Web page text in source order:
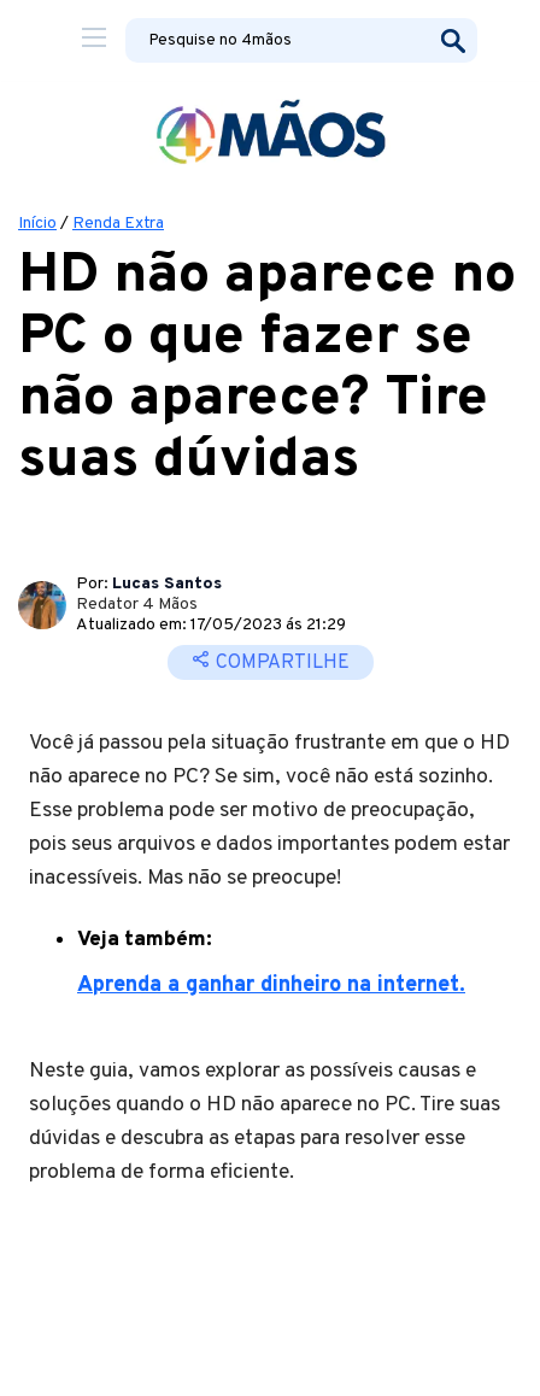
Início / Renda Extra
HD não aparece no
PC o que fazer se
não aparece? Tire
suas dúvidas
Por: Lucas Santos
Redator 4 Mãos
Atualizado em: 17/05/2023 ás 21:29
COMPARTILHE
Você já passou pela situação frustrante em que o HD
não aparece no PC? Se sim, você não está sozinho.
Esse problema pode ser motivo de preocupação,
pois seus arquivos e dados importantes podem estar
inacessíveis. Mas não se preocupe!
Veja também:
Aprenda a ganhar dinheiro na internet.
Neste guia, vamos explorar as possíveis causas e
soluções quando o HD não aparece no PC. Tire suas
dúvidas e descubra as etapas para resolver esse
problema de forma eficiente.